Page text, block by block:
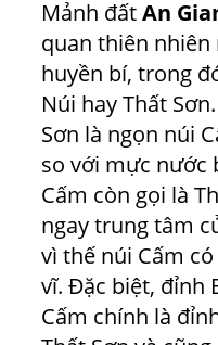
Mảnh đấtAn
quan thiên
huyền bí, trong
Núi hay Thất
Sơn là ngọn núi
so với mực nước
Cấm còn gọi là
ngay trung tâm
vì thế núi Cấm
vĩ. Đặc biệt, đỉnh
Cấm chính là